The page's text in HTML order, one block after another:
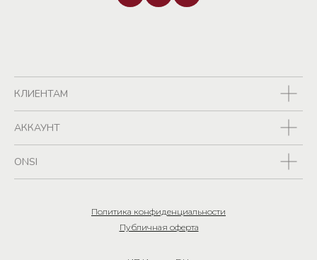
КЛИЕНТАМ
АККАУНТ
ONSI
Политика конфиденциальности
Публичная оферта